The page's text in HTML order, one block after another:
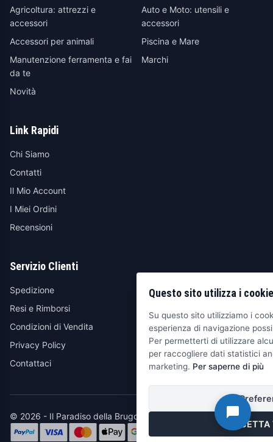
Agricoltura: attrezzi e
accessori
Auto e Moto: utensili e
accessori
Accessori per animali
Piscina e Mare
Manutenzione ferramenta e fai
da te
Marchi
Novità
Link Rapidi
Chi Siamo
Contatti
Il Mio Account
I Miei Ordini
Recensioni
Servizio Clienti
Spedizione
Resi e Rimborsi
Condizioni di Vendita
Privacy Policy
Contattaci
© 2026 - Il Paradiso della Brugola
Questo sito utilizza i cookie
Su questo sito utilizziamo i
esperienza di navigazione
Per permetterti di utilizzare
per raccogliere dati statistici
marketing. Per saperne di più